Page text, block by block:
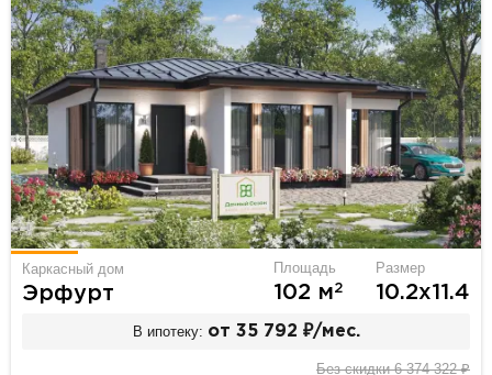
Каркасный дом
Эрфурт
Площадь
102 м2
Размер
10.2х11.4
В ипотеку: от 35 792 ₽/мес.
Без скидки 6 374 322 ₽